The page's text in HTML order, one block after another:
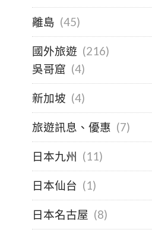
離島 (45)
國外旅遊 (216)
吳哥窟 (4)
新加坡 (4)
旅遊訊息、優惠 (7)
日本九州 (11)
日本仙台 (1)
日本名古屋 (8)